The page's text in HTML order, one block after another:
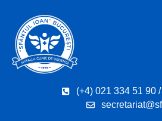
(+4) 021 334 51 90